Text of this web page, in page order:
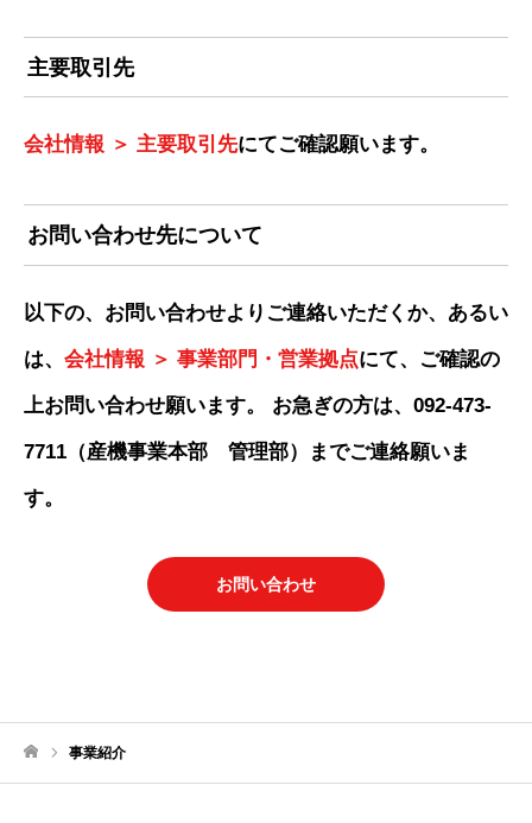
主要取引先
会社情報 ＞ 主要取引先にてご確認願います。
お問い合わせ先について
以下の、お問い合わせよりご連絡いただくか、あるい
は、 会社情報 ＞ 事業部門・営業拠点にて、ご確認の
上お問い合わせ願います。 お急ぎの方は、092-473-
7711（産機事業本部 管理部）までご連絡願いま
す。
お問い合わせ
事業紹介